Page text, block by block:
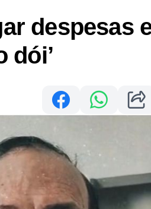
despesas
dói’